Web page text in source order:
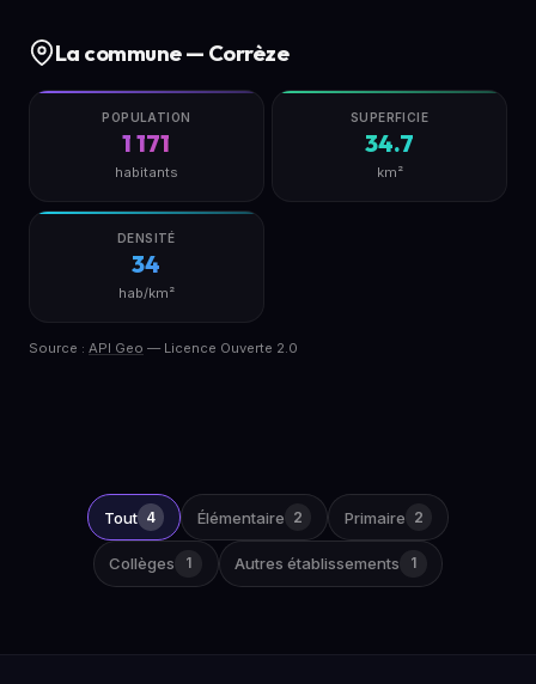
La commune — Corrèze
POPULATION
1 171
habitants
SUPERFICIE
34.7
km²
DENSITÉ
34
hab/km²
Source : API Geo — Licence Ouverte 2.0
Tout 4 Élémentaire 2 Primaire 2
Collèges 1 Autres établissements 1